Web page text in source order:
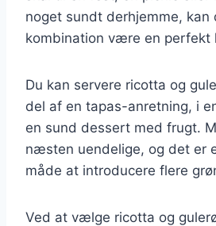
noget sundt derhjemme, kan
kombination være en perfekt
Du kan servere ricotta og
del af en tapas-anretning, i
en sund dessert med frugt.
næsten uendelige, og det er
måde at introducere flere
Ved at vælge ricotta og